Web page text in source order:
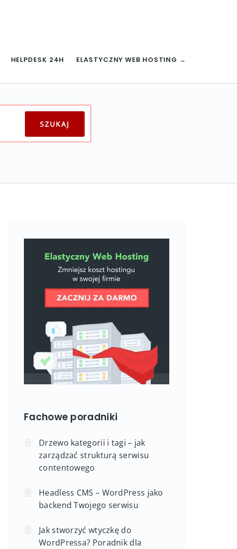
HELPDESK 24H ELASTYCZNY WEB HOSTING →
Fachowe poradniki
Drzewo kategorii i tagi – jak
zarządzać strukturą serwisu
contentowego
Headless CMS – WordPress jako
backend Twojego serwisu
Jak stworzyć wtyczkę do
WordPressa? Poradnik dla